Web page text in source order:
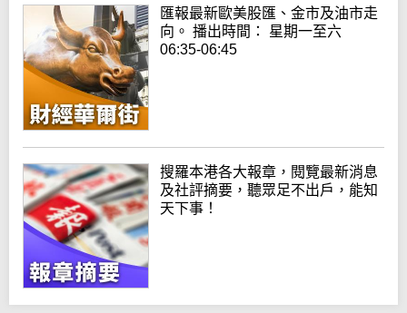
匯報最新歐美股匯、金市及油市走
向。 播出時間： 星期一至六
06:35-06:45
搜羅本港各大報章，閱覽最新消息
及社評摘要，聽眾足不出戶，能知
天下事！